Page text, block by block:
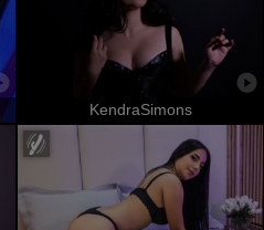
KendraSimons